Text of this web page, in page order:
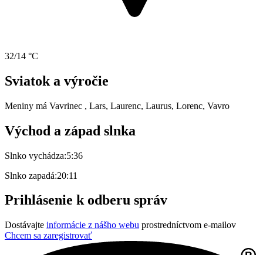
32/14 °C
Sviatok a výročie
Meniny má Vavrinec , Lars, Laurenc, Laurus, Lorenc, Vavro
Východ a západ slnka
Slnko vychádza:5:36
Slnko zapadá:20:11
Prihlásenie k odberu správ
Dostávajte informácie z nášho webu prostredníctvom e-mailov
Chcem sa zaregistrovať